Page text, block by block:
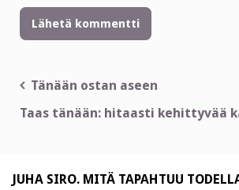
Artikkelien
selaus
Tänään ostan aseen
Taas tänään: hitaasti kehittyvää
JUHA SIRO. MITÄ TAPAHTUU